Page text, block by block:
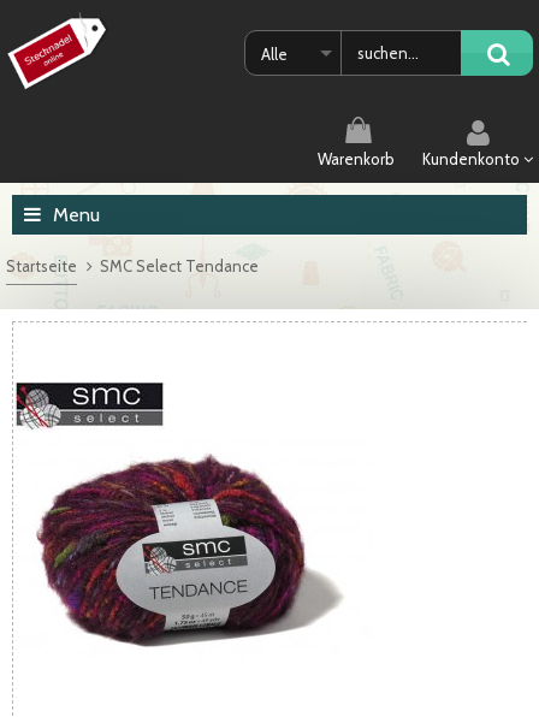
Alle
Warenkorb Kundenkonto
Menu
Startseite SMC Select Tendance